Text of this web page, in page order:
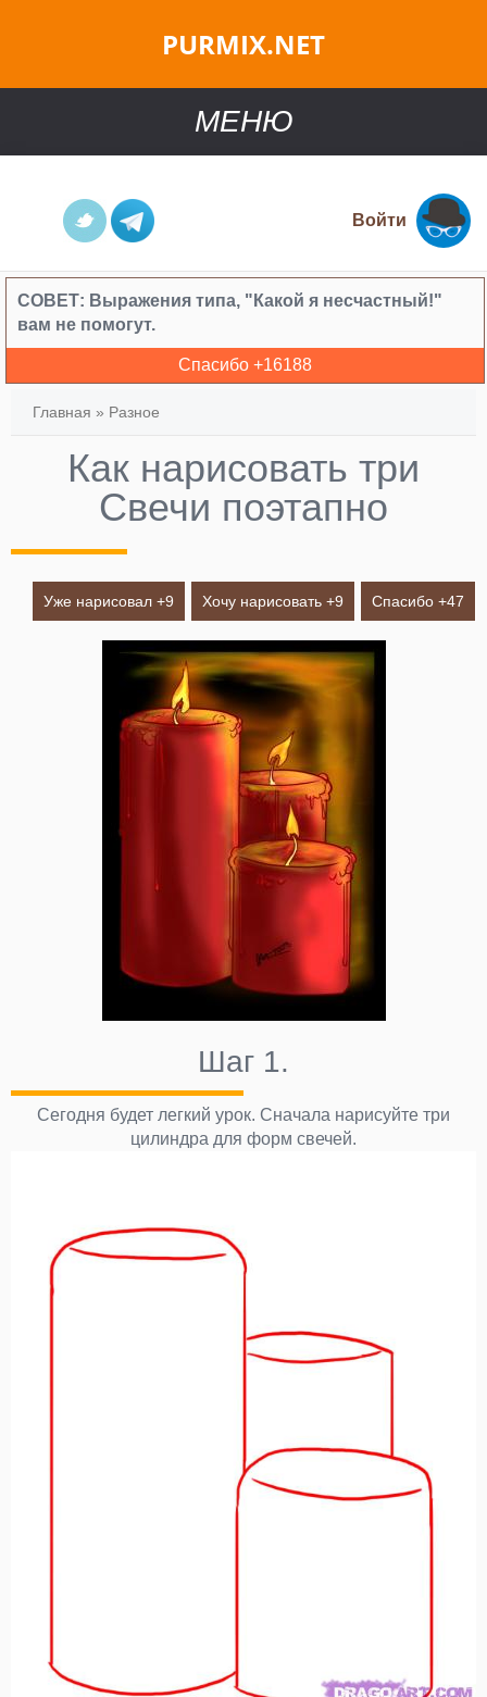
PURMIX.NET
МЕНЮ
Войти
СОВЕТ: Выражения типа, "Какой я несчастный!"
вам не помогут.
Спасибо +16188
Главная » Разное
Как нарисовать три
Свечи поэтапно
Уже нарисовал +9 Хочу нарисовать +9 Спасибо +47
Шаг 1.
Сегодня будет легкий урок. Сначала нарисуйте три
цилиндра для форм свечей.